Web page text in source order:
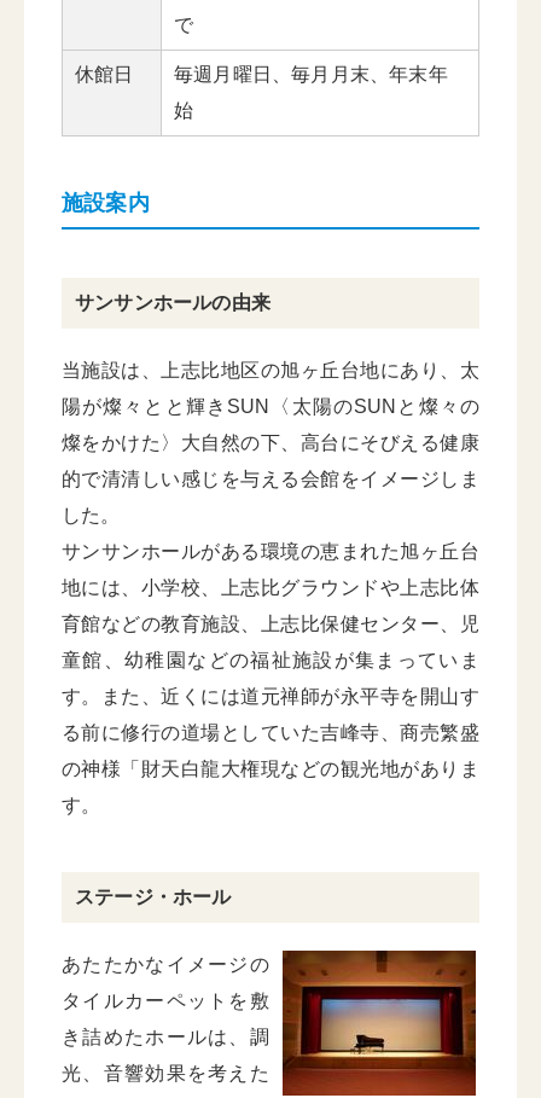
で
休館日
毎週月曜日、毎月月末、年末年
始
施設案内
サンサンホールの由来
当施設は、上志比地区の旭ヶ丘台地にあり、太
陽が燦々とと輝きSUN〈太陽のSUNと燦々の
燦をかけた〉大自然の下、高台にそびえる健康
的で清清しい感じを与える会館をイメージしま
した。
サンサンホールがある環境の恵まれた旭ヶ丘台
地には、小学校、上志比グラウンドや上志比体
育館などの教育施設、上志比保健センター、児
童館、幼稚園などの福祉施設が集まっていま
す。また、近くには道元禅師が永平寺を開山す
る前に修行の道場としていた吉峰寺、商売繁盛
の神様「財天白龍大権現などの観光地がありま
す。
ステージ・ホール
あたたかなイメージの
タイルカーペットを敷
き詰めたホールは、調
光、音響効果を考えた